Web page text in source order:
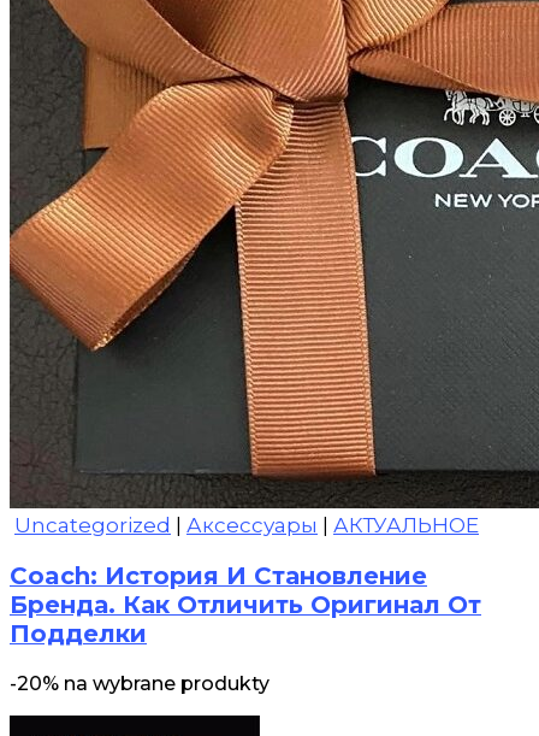
Uncategorized Аксессуары АКТУАЛЬНОЕ
Coach: История И Становление
Бренда. Как Отличить Оригинал От
Подделки
-20% na wybrane produkty